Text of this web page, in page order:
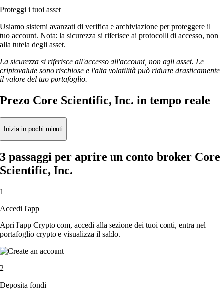
Proteggi i tuoi asset
Usiamo sistemi avanzati di verifica e archiviazione per proteggere il
tuo account. Nota: la sicurezza si riferisce ai protocolli di accesso, non
alla tutela degli asset.
La sicurezza si riferisce all'accesso all'account, non agli asset. Le
criptovalute sono rischiose e l'alta volatilità può ridurre drasticamente
il valore del tuo portafoglio.
Prezo Core Scientific, Inc. in tempo reale
Inizia in pochi minuti
3 passaggi per aprire un conto broker Core
Scientific, Inc.
1
Accedi l'app
Apri l'app Crypto.com, accedi alla sezione dei tuoi conti, entra nel
portafoglio crypto e visualizza il saldo.
2
Deposita fondi